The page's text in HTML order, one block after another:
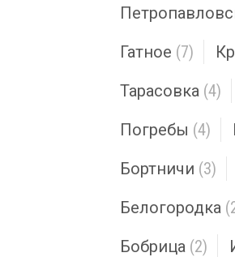
Гатное (7)
Тарасовка (4)
Погребы (4)
Бортничи (3)
Белогородка
Бобрица (2)